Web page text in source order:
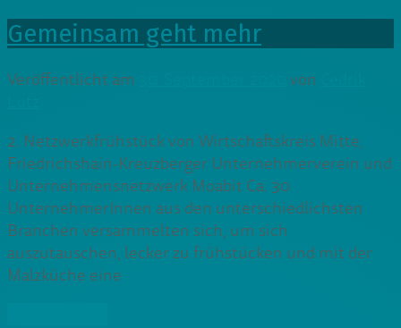
Gemeinsam geht mehr
Veröffentlicht am von
2. Netzwerkfrühstück von Wirtschaftskreis Mitte,
Friedrichshain-Kreuzberger Unternehmerverein und
Unternehmensnetzwerk Moabit Ca. 30
UnternehmerInnen aus den unterschiedlichsten
Branchen versammelten sich, um sich
auszutauschen, lecker zu frühstücken und mit der
Malzküche eine